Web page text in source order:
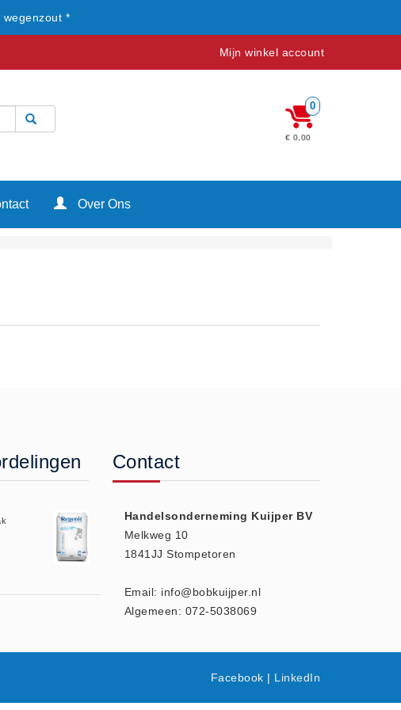
*
Mijn winkel account
0
€ 0,00
Over Ons
Contact
Handelsonderneming Kuijper BV
Melkweg 10
1841JJ Stompetoren
Email: info@bobkuijper.nl
Algemeen: 072-5038069
Facebook | LinkedIn